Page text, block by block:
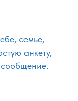
семье,
анкету,
сообщение.